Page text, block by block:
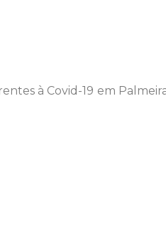
à Covid-19 em